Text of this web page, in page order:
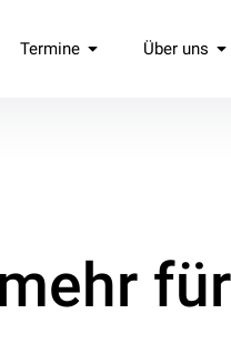
Künste e.V.
Termine Über uns